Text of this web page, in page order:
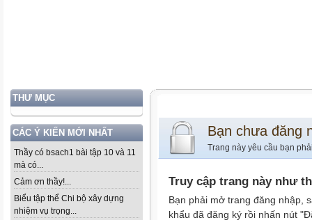
THƯ MỤC
CÁC Ý KIẾN MỚI NHẤT
Thầy có bsach1 bài tập 10 và 11
mà có...
Cảm ơn thầy!...
Biểu tập thể Chi bộ xây dựng
nhiệm vụ trọng...
Bạn chưa đăng
Trang này yêu cầu bạn
Truy cập trang này như
Bạn phải mở trang đăng nhập,
khẩu đã đăng ký rồi nhấn nút